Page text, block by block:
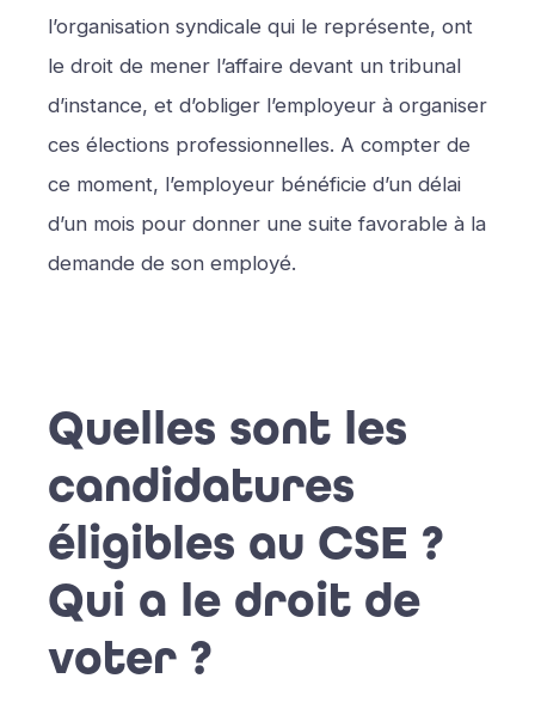
l’organisation syndicale qui le représente, ont
le droit de mener l’affaire devant un tribunal
d’instance, et d’obliger l’employeur à organiser
ces élections professionnelles. A compter de
ce moment, l’employeur bénéficie d’un délai
d’un mois pour donner une suite favorable à la
demande de son employé.
Quelles sont les
candidatures
éligibles au CSE ?
Qui a le droit de
voter ?